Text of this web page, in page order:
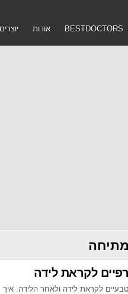
BESTDOCTORS אודות
4987
לקראת לידה
לקראת לידה ולאחר הלידה. איך